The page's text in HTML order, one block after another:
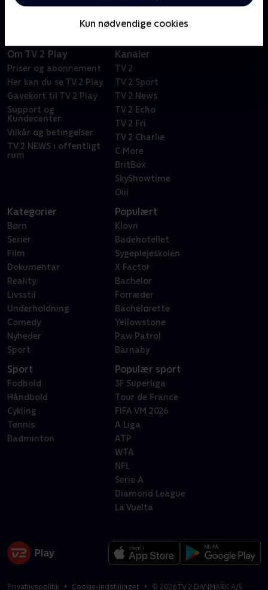
Kun nødvendige cookies
Om TV 2 Play
Priser og abonnement
Her kan du se TV 2 Play
Gavekort til TV 2 Play
Support og
Kundecenter
Vilkår og betingelser
TV 2 NEWS i offentligt
rum
Kanaler
TV 2
TV 2 Sport
TV 2 News
TV 2 Echo
TV 2 Fri
TV 2 Charlie
C More
BritBox
SkyShowtime
Oiii
Kategorier
Børn
Serier
Film
Dokumentar
Reality
Livsstil
Underholdning
Comedy
Nyheder
Sport
Populært
Klovn
Badehotellet
Sygeplejeskolen
X Factor
Bachelor
Forræder
Bachelorette
Yellowstone
Paw Patrol
Barnaby
Sport
Fodbold
Håndbold
Cykling
Tennis
Badminton
Populær sport
3F Superliga
Tour de France
FIFA VM 2026
A Liga
ATP
WTA
NFL
Serie A
Diamond League
La Vuelta
Privatlivspolitik Cookie-indstillinger © 2026TV 2 DANMARK A/S